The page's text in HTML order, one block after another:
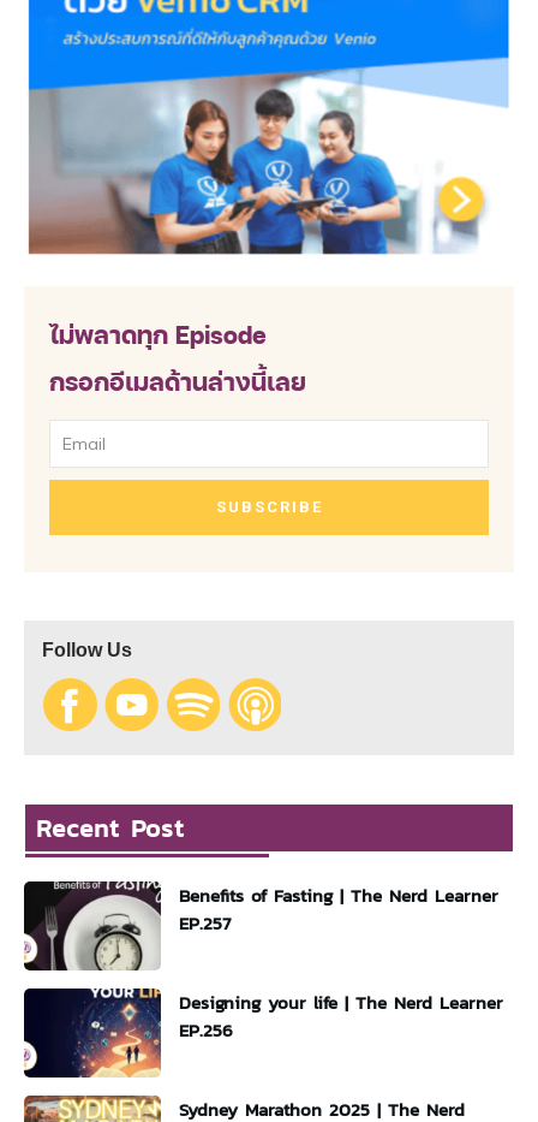
ไม่พลาดทุก Episode
กรอกอีเมลด้านล่างนี้เลย
SUBSCRIBE
Follow Us
Recent Post
Benefits of Fasting | The Nerd Learner
EP.257
Designing your life | The Nerd Learner
EP.256
Sydney Marathon 2025 | The Nerd